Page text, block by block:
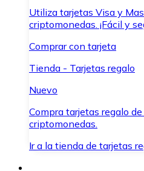
Utiliza tarjetas Visa y
criptomonedas. ¡Fácil y
Comprar con tarjeta
Tienda - Tarjetas regalo
Nuevo
Compra tarjetas regalo
criptomonedas.
Ir a la tienda de tarjetas